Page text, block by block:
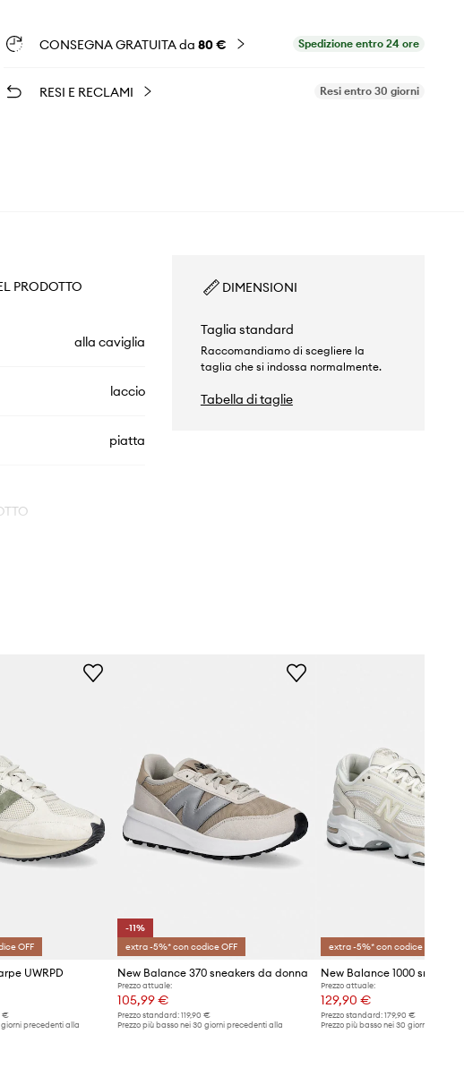
CONSEGNA GRATUITA da 80 € Spedizione entro 24 ore
RESI E RECLAMI Resi entro 30 giorni
PRODOTTO
alla caviglia
laccio
piatta
New Balance
DIMENSIONI
Taglia standard
Raccomandiamo di scegliere la
taglia che si indossa normalmente.
Tabella di taglie
OFF
UWRPD
€
giorni precedenti alla
-11%
extra -5%* con codice OFF
New Balance 370 sneakers da donna
Prezzo attuale:
105,99 €
Prezzo standard:119,90 €
Prezzo più basso nei 30 giorni precedenti alla
extra -5%* con codice OFF
New Balance 1000 sneakers
Prezzo attuale:
129,90 €
Prezzo standard: 179,90 €
Prezzo più basso nei 30 giorni